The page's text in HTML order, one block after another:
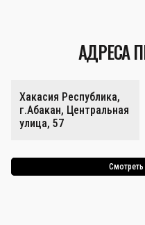
АДРЕСА
Хакасия Республика,
г.Абакан, Центральная
улица, 57